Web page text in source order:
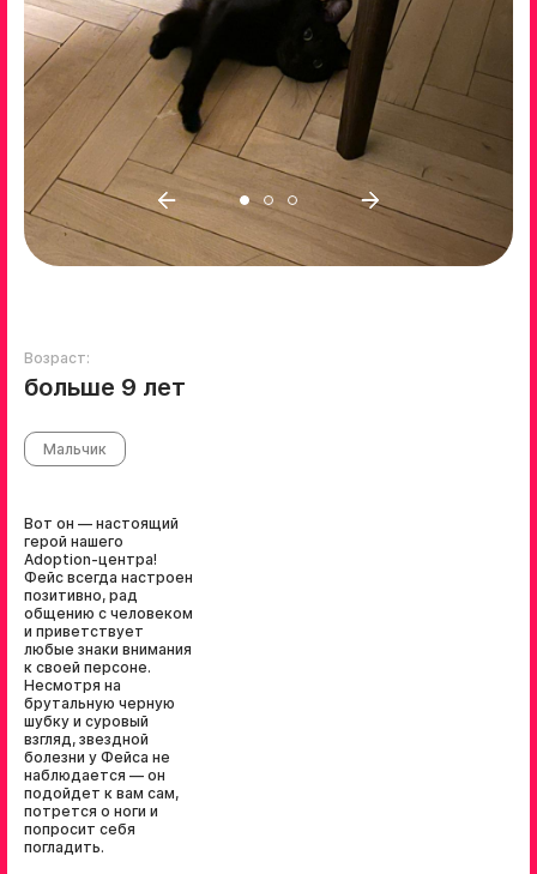
Возраст:
больше 9 лет
Мальчик
Вот он — настоящий
герой нашего
Adoption-центра!
Фейс всегда настроен
позитивно, рад
общению с человеком
и приветствует
любые знаки внимания
к своей персоне.
Несмотря на
брутальную черную
шубку и суровый
взгляд, звездной
болезни у Фейса не
наблюдается — он
подойдет к вам сам,
потрется о ноги и
попросит себя
погладить.